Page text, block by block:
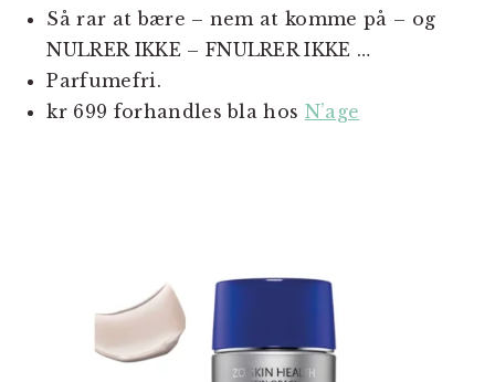
Så rar at bære – nem at komme på – og
NULRER IKKE – FNULRER IKKE …
Parfumefri.
kr 699 forhandles bla hos N’age